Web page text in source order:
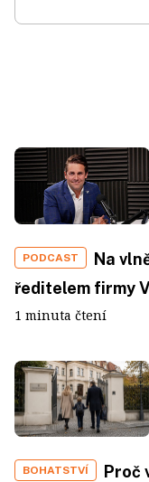
PODCAST
Na
ředitelem firmy
1 minuta čtení
BOHATSTVÍ
Proč